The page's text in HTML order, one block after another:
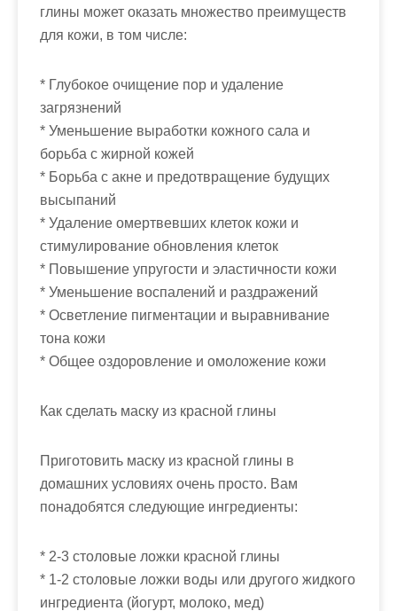
глины может оказать множество преимуществ
для кожи, в том числе:
* Глубокое очищение пор и удаление
загрязнений
* Уменьшение выработки кожного сала и
борьба с жирной кожей
* Борьба с акне и предотвращение будущих
высыпаний
* Удаление омертвевших клеток кожи и
стимулирование обновления клеток
* Повышение упругости и эластичности кожи
* Уменьшение воспалений и раздражений
* Осветление пигментации и выравнивание
тона кожи
* Общее оздоровление и омоложение кожи
Как сделать маску из красной глины
Приготовить маску из красной глины в
домашних условиях очень просто. Вам
понадобятся следующие ингредиенты:
* 2-3 столовые ложки красной глины
* 1-2 столовые ложки воды или другого жидкого
ингредиента (йогурт, молоко, мед)